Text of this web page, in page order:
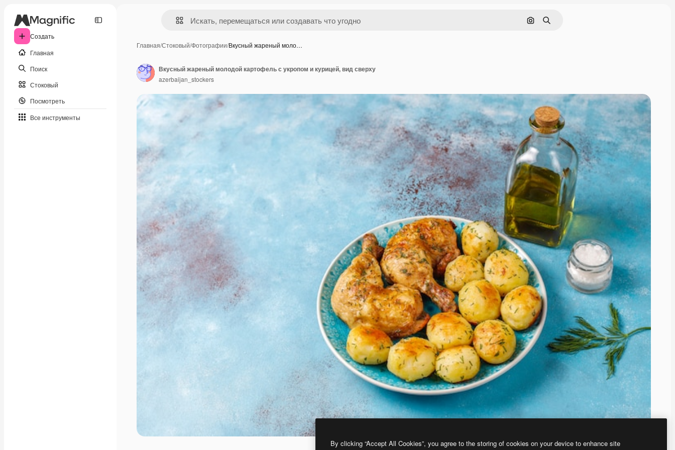
Создать
Главная
Поиск
Стоковый
Посмотреть
Все инструменты
Поиск по изображению
Поиск
Главная/Стоковый/Фотографии/Вкусный жареный моло…
Вкусный жареный молодой картофель с укропом и курицей, вид сверху
azerbaijan_stockers
By clicking “Accept All Cookies”, you agree to the storing of cookies on your device to enhance site